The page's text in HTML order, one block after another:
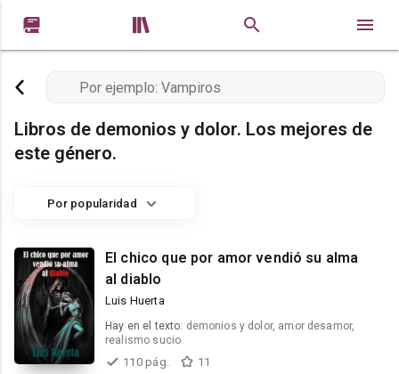
 
Libros de demonios y dolor. Los mejores de
este género.
Por popularidad
El chico que por amor vendió su alma
al diablo
Luis Huerta
Hay en el texto: demonios y dolor, amor desamor,
realismo sucio
110 pág.
11